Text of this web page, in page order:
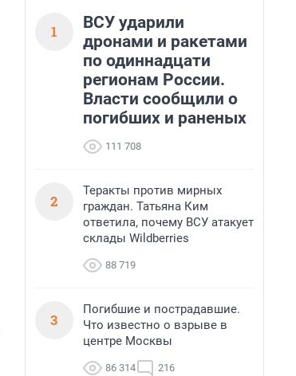
1
ВСУ ударили
дронами и ракетами
по одиннадцати
регионам России.
Власти сообщили о
погибших и раненых
111 708
2
Теракты против мирных
граждан. Татьяна Ким
ответила, почему ВСУ атакует
склады Wildberries
88 719
3
Погибшие и пострадавшие.
Что известно о взрыве в
центре Москвы
86 314 216